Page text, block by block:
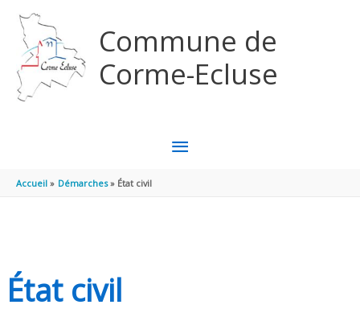
Commune de
Corme-Ecluse
MENU
Accueil Démarches État civil
État civil